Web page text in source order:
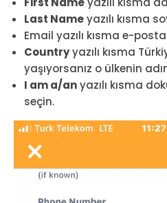
Last Nameyazılı kısma
Email yazılı kısma e-
Countryyazılı kısma
yaşıyorsanız o ülkenin
I am a/anyazılı kısma
seçin.